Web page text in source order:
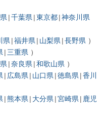
千葉県 東京都 神奈川県
県 福井県 山梨県 長野県
三重県
奈良県 和歌山県
広島県 山口県 徳島県 香川
熊本県 大分県 宮崎県 鹿児